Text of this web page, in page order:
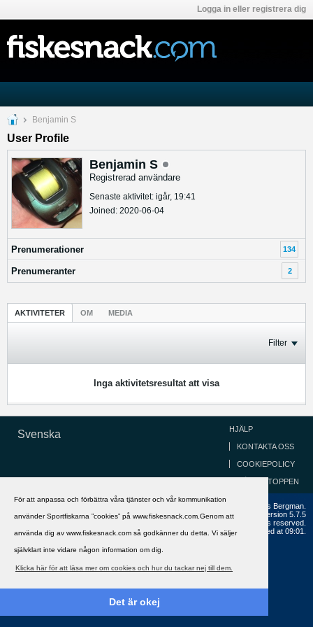
För att anpassa och förbättra våra tjänster och vår kommunikation
använder Sportfiskarna ”cookies” på www.fiskesnack.com.Genom att
använda dig av www.fiskesnack.com så godkänner du detta. Vi säljer
självklart inte vidare någon information om dig.
Klicka här för att läsa mer om cookies och hur du tackar nej till dem.
Det är okej
Logga in eller registrera dig
Benjamin S
User Profile
Benjamin S
Registrerad användare
Senaste aktivitet: igår, 19:41
Joined: 2020-06-04
Prenumerationer 134
Prenumeranter 2
AKTIVITETER OM MEDIA
Filter
Inga aktivitetsresultat att visa
Svenska HJÄLP
KONTAKTA OSS
COOKIEPOLICY
GÅ TILL TOPPEN
Copyright ©2002 - 2021, FiskeSnack.com. Grundad 2002 av Anders Bergman.
Powered byvBulletin®
Version 5.7.5
Copyright © 2026 MH Sub I, LLC dba vBulletin. All rights reserved.
All times are GMT+1. This page was generated at 09:01.